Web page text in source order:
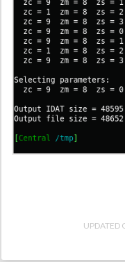
UPDATED